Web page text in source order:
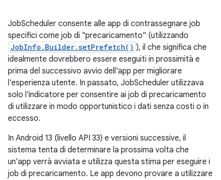
JobScheduler consente alle app di contrassegnare job
specifici come job di "precaricamento" (utilizzando
JobInfo.Builder.setPrefetch() ), il che significa che
idealmente dovrebbero essere eseguiti in prossimità e
prima del successivo avvio dell'app per migliorare
l'esperienza utente. In passato, JobScheduler utilizzava
solo l'indicatore per consentire ai job di precaricamento
di utilizzare in modo opportunistico i dati senza costi o in
eccesso.
In Android 13 (livello API 33) e versioni successive, il
sistema tenta di determinare la prossima volta che
un'app verrà avviata e utilizza questa stima per eseguire i
job di precaricamento. Le app devono provare a utilizzare